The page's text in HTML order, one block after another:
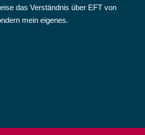
das Verständnis über EFT von
mein eigenes.